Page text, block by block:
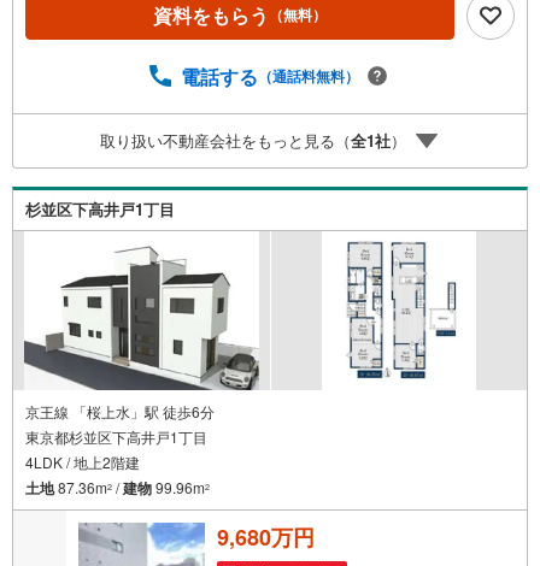
資料をもらう （無料）
電話する （通話料無料）
取り扱い不動産会社をもっと見る（全1社）
杉並区下高井戸1丁目
京王線 「桜上水」駅 徒歩6分
東京都杉並区下高井戸1丁目
4LDK / 地上2階建
土地87.36m2 /建物99.96m2
9,680万円